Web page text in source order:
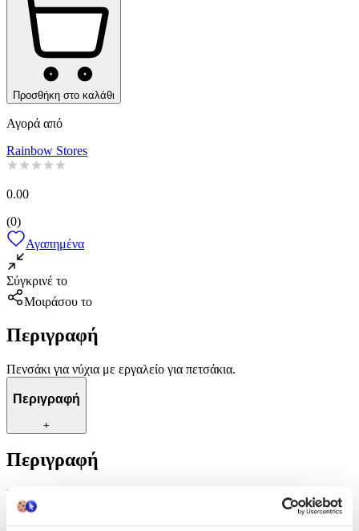
Προσθήκη στο καλάθι
Αγορά από
Rainbow Stores
0.00
(0)
Αγαπημένα
Σύγκρινέ το
Μοιράσου το
Περιγραφή
Πενσάκι για νύχια με εργαλείο για πετσάκια.
Περιγραφή
+
Περιγραφή
Πενσάκι για νύχια με εργαλείο για πετσάκια.